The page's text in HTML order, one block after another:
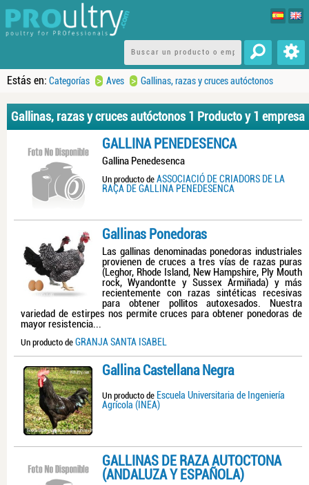
Estás en: Categorías > Aves > Gallinas, razas y cruces autóctonos
Gallinas, razas y cruces autóctonos 1 Producto y 1 empresa
GALLINA PENEDESENCA
Gallina Penedesenca
Un producto de ASSOCIACIÓ DE CRIADORS DE LA
RAÇA DE GALLINA PENEDESENCA
Gallinas Ponedoras
Las gallinas denominadas ponedoras industriales
provienen de cruces a tres vías de razas puras
(Leghor, Rhode Island, New Hampshire, Ply Mouth
rock, Wyandontte y Sussex Armiñada) y más
recientemente con razas sintéticas recesivas
para obtener pollitos autoxesados. Nuestra
variedad de estirpes nos permite cruces para obtener ponedoras de
mayor resistencia...
Un producto de GRANJA SANTA ISABEL
Gallina Castellana Negra
Un producto de Escuela Universitaria de Ingeniería
Agrícola (INEA)
GALLINAS DE RAZA AUTÓCTONA
(ANDALUZA Y ESPAÑOLA)